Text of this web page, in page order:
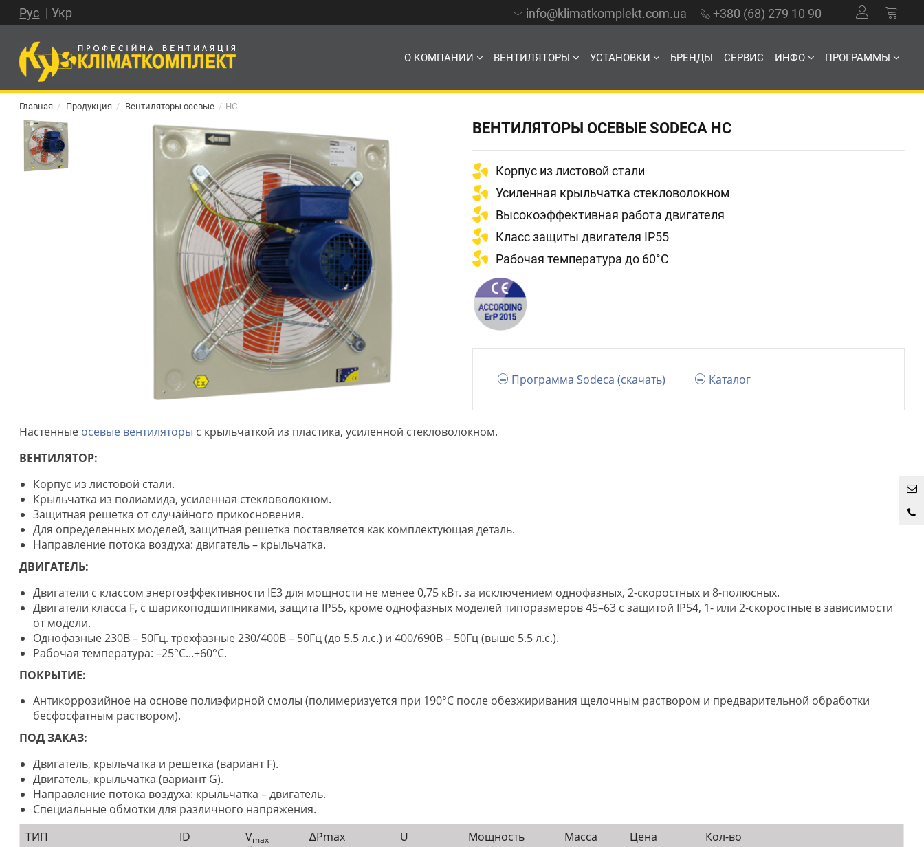
Рус Укр info@klimatkomplekt.com.ua +380 (68) 279 10 90
О КОМПАНИИ ВЕНТИЛЯТОРЫ УСТАНОВКИ БРЕНДЫ СЕРВИС ИНФО ПРОГРАММЫ
Главная Продукция Вентиляторы осевые НС
ВЕНТИЛЯТОРЫ ОСЕВЫЕ SODECA НС
Корпус из листовой стали
Усиленная крыльчатка стекловолокном
Высокоэффективная работа двигателя
Класс защиты двигателя IP55
Рабочая температура до 60°C
Программа Sodeca (cкачать) Каталог
Настенные осевые вентиляторы с крыльчаткой из пластика, усиленной стекловолокном.
ВЕНТИЛЯТОР:
Корпус из листовой стали.
Крыльчатка из полиамида, усиленная стекловолокном.
Защитная решетка от случайного прикосновения.
Для определенных моделей, защитная решетка поставляется как комплектующая деталь.
Направление потока воздуха: двигатель – крыльчатка.
ДВИГАТЕЛЬ:
Двигатели с классом энергоэффективности IE3 для мощности не менее 0,75 кВт. за исключением однофазных, 2-скоростных и 8-полюсных.
Двигатели класса F, с шарикоподшипниками, защита IP55, кроме однофазных моделей типоразмеров 45–63 с защитой IP54, 1- или 2-скоростные в зависимости
от модели.
Однофазные 230В – 50Гц. трехфазные 230/400В – 50Гц (до 5.5 л.с.) и 400/690В – 50Гц (выше 5.5 л.с.).
Рабочая температура: –25°C...+60°C.
ПОКРЫТИЕ:
Антикоррозийное на основе полиэфирной смолы (полимеризуется при 190°C после обезжиривания щелочным раствором и предварительной обработки
бесфосфатным раствором).
ПОД ЗАКАЗ:
Двигатель, крыльчатка и решетка (вариант F).
Двигатель, крыльчатка (вариант G).
Направление потока воздуха: крыльчатка – двигатель.
Специальные обмотки для различного напряжения.
ТИП
ID Vmax
∆Рmax
U
Мощность
Масса
Цена
Кол-во